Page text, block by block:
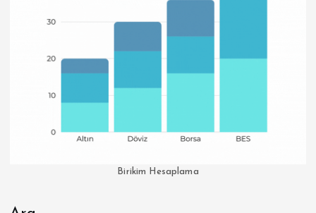
Birikim Hesaplama